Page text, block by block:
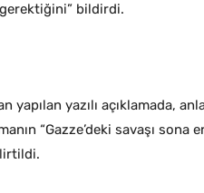
bildirdi.
yapılan yazılı açıklamada,
“Gazze’deki savaşı sona